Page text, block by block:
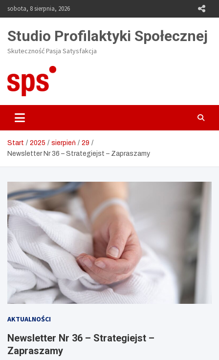
sobota, 8 sierpnia, 2026
Studio Profilaktyki Społecznej
Skuteczność Pasja Satysfakcja
Start 2025 sierpień
29
Newsletter Nr 36 – Strategiejst – Zapraszamy
AKTUALNOŚCI
Newsletter Nr 36 – Strategiejst –
Zapraszamy